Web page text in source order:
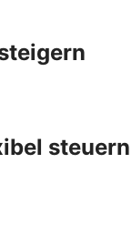
steuern